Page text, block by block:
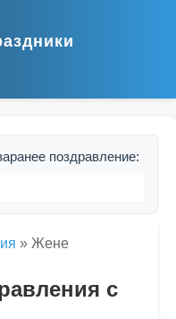
поздравление:
» Жене
с